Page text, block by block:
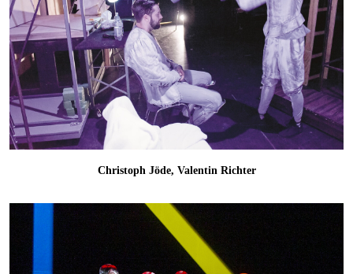
Christoph Jöde, Valentin Richter